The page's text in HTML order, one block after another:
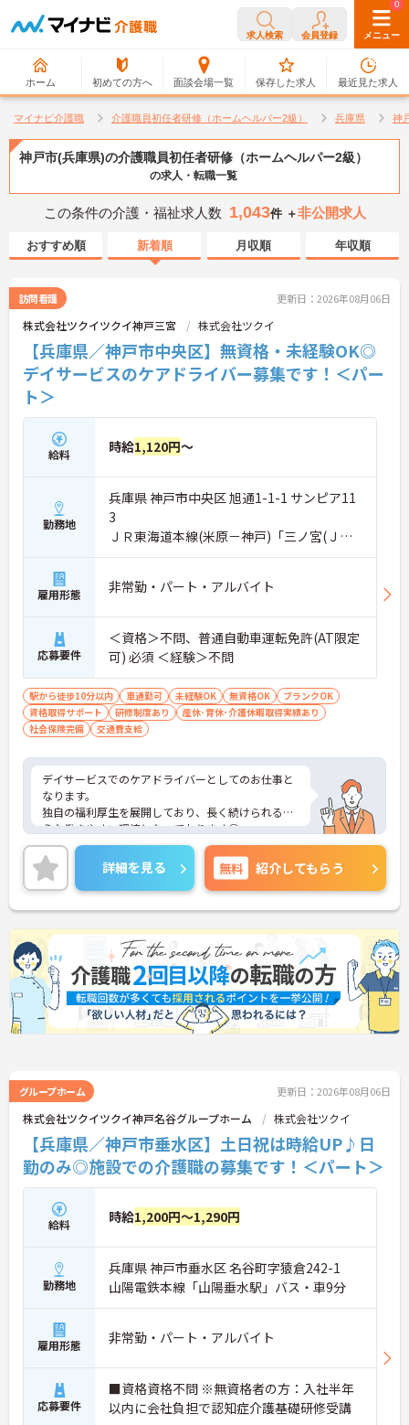
求人検索 会員登録 メニュー
ホーム 初めての方へ 面談会場一覧
0
保存した求人
0
最近見た求人
マイナビ介護職 介護職員初任者研修（ホームヘルパー2級） 兵庫県 神
神戸市(兵庫県)の介護職員初任者研修（ホームヘルパー2級）
の求人・転職一覧
この条件の介護・福祉求人数 1,043件 ＋非公開求人
おすすめ順 新着順 月収順 年収順
訪問看護 更新日：2026年08月06日
株式会社ツクイツクイ神戸三宮 株式会社ツクイ
【兵庫県／神戸市中央区】無資格・未経験OK◎
デイサービスのケアドライバー募集です！＜パー
ト＞
給料 時給1,120円～
勤務地
兵庫県 神戸市中央区 旭通1-1-1 サンピア11
3
ＪＲ東海道本線(米原－神戸)「三ノ宮(ＪＲ)
駅」徒歩10分
雇用形態 非常勤・パート・アルバイト
応募要件
＜資格＞不問、普通自動車運転免許(AT限定
可) 必須 ＜経験＞不問
駅から徒歩10分以内 車通勤可 未経験OK 無資格OK
ブランクOK
資格取得サポート
研修制度あり
産休･育休･介護休暇取得実績あり
社会保険完備
交通費支給
デイサービスでのケアドライバーとしてのお仕事と
なります。
独自の福利厚生を展開しており、長く続けられるよ
うな働きやすい環境となっております◎
介護系資格や経験がない方も応募できる求人となっ
ておりますので、この機会にケアドライバーを始め
てみたいという方にお勧めです！
ご興味ある方は面接ポイントをお伝えしますので、
お気軽にお問い合わせください♪
詳細を見る 無料 紹介してもらう
グループホーム 更新日：2026年08月06日
株式会社ツクイツクイ神戸名谷グループホーム 株式会社ツクイ
【兵庫県／神戸市垂水区】土日祝は時給UP♪日
勤のみ◎施設での介護職の募集です！＜パート＞
給料 時給1,200円～1,290円
勤務地
兵庫県 神戸市垂水区 名谷町字猿倉242-1
山陽電鉄本線「山陽垂水駅」バス・車9分
雇用形態 非常勤・パート・アルバイト
応募要件
■資格資格不問 ※無資格者の方：入社半年
以内に会社負担で認知症介護基礎研修受講